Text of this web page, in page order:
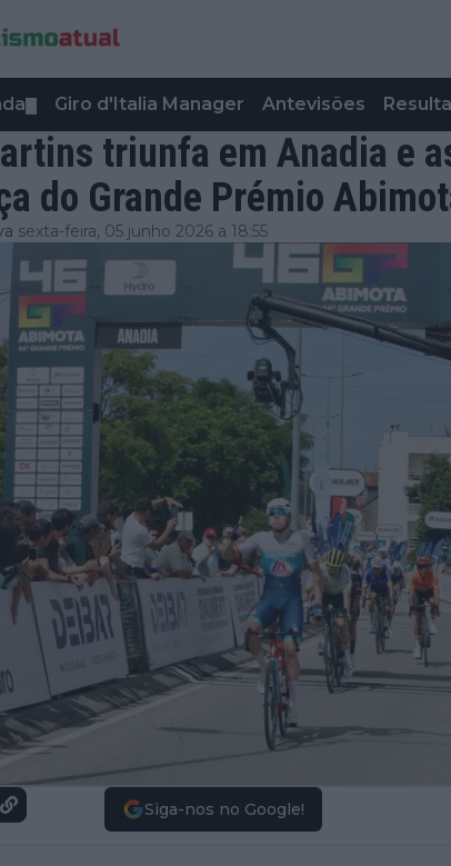
Giro d'Italia Manager Antevisões
triunfa em Anadia e
do Grande Prémio
sexta-feira, 05 junho 2026 a 18:55
Siga-nos no Google!